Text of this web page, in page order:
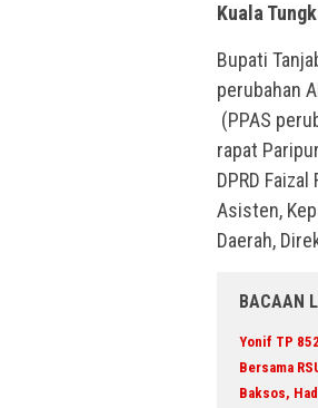
Kuala
Bupati
perubahan
(PPAS
rapat
DPRD
Asisten,
Daerah,
BACAAN
Yonif TP
Bersama
Baksos,